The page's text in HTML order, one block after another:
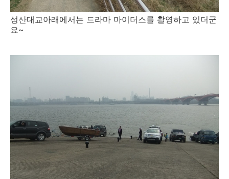
성산대교아래에서는 드라마 마이더스를 촬영하고 있더군
요~